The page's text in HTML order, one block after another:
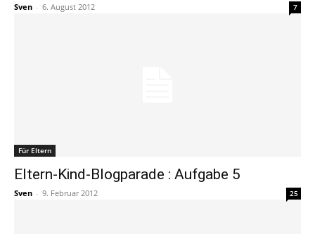
Sven - 6. August 2012 7
Für Eltern
Eltern-Kind-Blogparade : Aufgabe 5
Sven - 9. Februar 2012 25